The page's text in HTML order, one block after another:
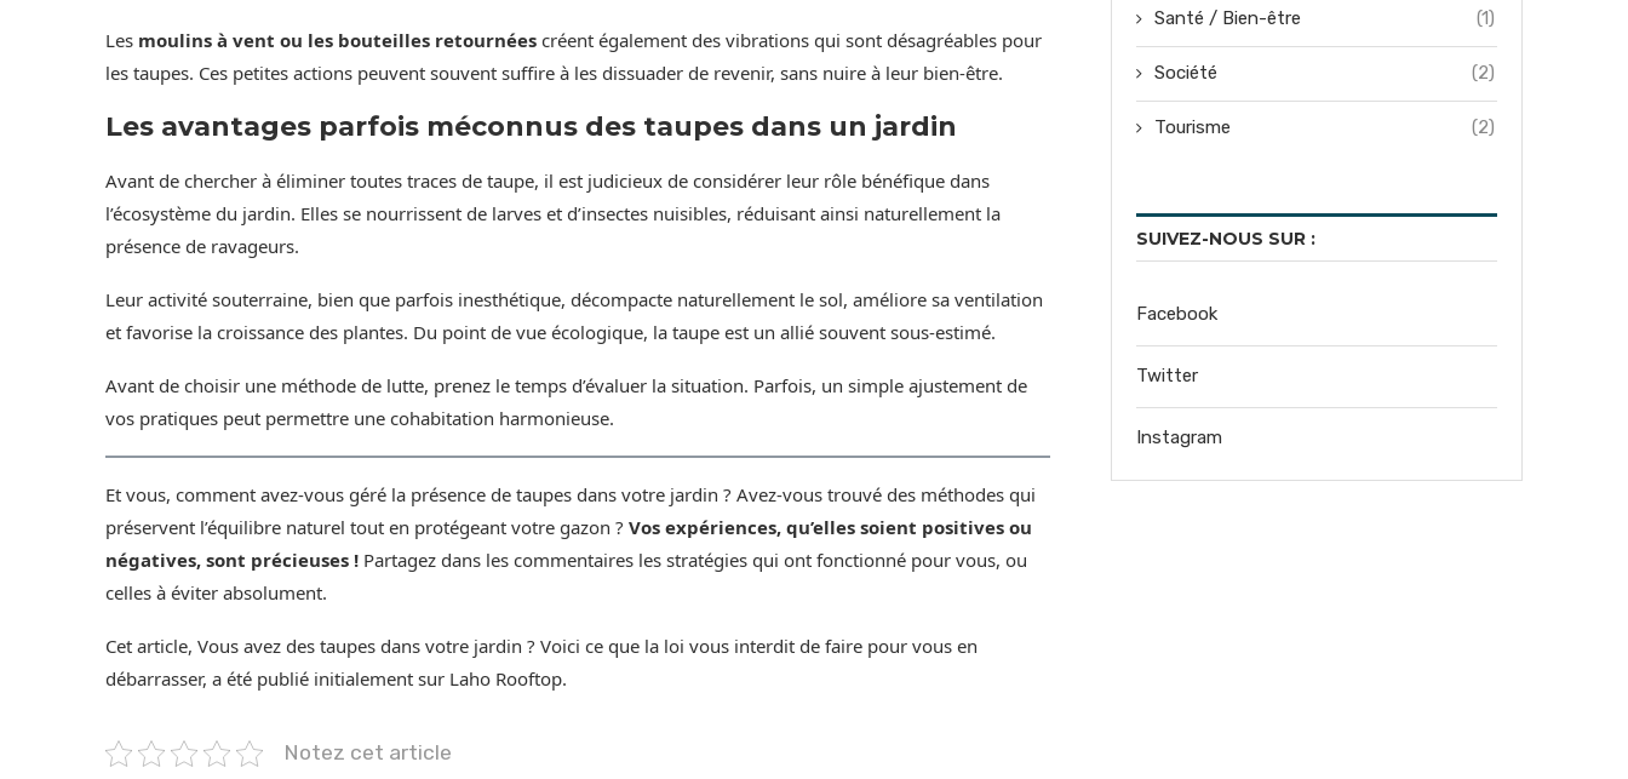
Les moulins à vent ou les bouteilles retournées créent également des vibrations qui sont désagréables pour
les taupes. Ces petites actions peuvent souvent suffire à les dissuader de revenir, sans nuire à leur bien-être.
Les avantages parfois méconnus des taupes dans un jardin
Avant de chercher à éliminer toutes traces de taupe, il est judicieux de considérer leur rôle bénéfique dans
l’écosystème du jardin. Elles se nourrissent de larves et d’insectes nuisibles, réduisant ainsi naturellement la
présence de ravageurs.
Leur activité souterraine, bien que parfois inesthétique, décompacte naturellement le sol, améliore sa ventilation
et favorise la croissance des plantes. Du point de vue écologique, la taupe est un allié souvent sous-estimé.
Avant de choisir une méthode de lutte, prenez le temps d’évaluer la situation. Parfois, un simple ajustement de
vos pratiques peut permettre une cohabitation harmonieuse.
Et vous, comment avez-vous géré la présence de taupes dans votre jardin ? Avez-vous trouvé des méthodes qui
préservent l’équilibre naturel tout en protégeant votre gazon ? Vos expériences, qu’elles soient positives ou
négatives, sont précieuses ! Partagez dans les commentaires les stratégies qui ont fonctionné pour vous, ou
celles à éviter absolument.
Cet article, Vous avez des taupes dans votre jardin ? Voici ce que la loi vous interdit de faire pour vous en
débarrasser, a été publié initialement sur Laho Rooftop.
Notez cet article
Santé / Bien-être (1)
Société (2)
Tourisme (2)
SUIVEZ-NOUS SUR :
Facebook
Twitter
Instagram